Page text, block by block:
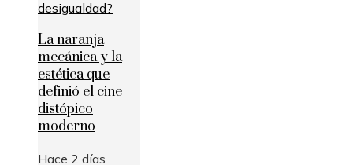
La naranja
mecánica y la
estética que
definió el cine
distópico
moderno
Hace 2 días